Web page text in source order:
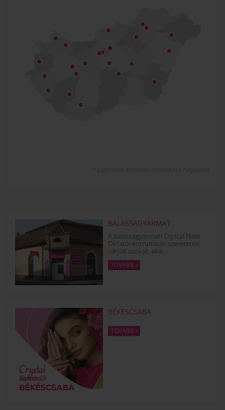
BALASSAGYARMAT
A balassagyarmati Crystal Nails
Oktatócentrumban szeretettel
várjuk azokat, akik...
TOVÁBB
BÉKÉSCSABA
TOVÁBB